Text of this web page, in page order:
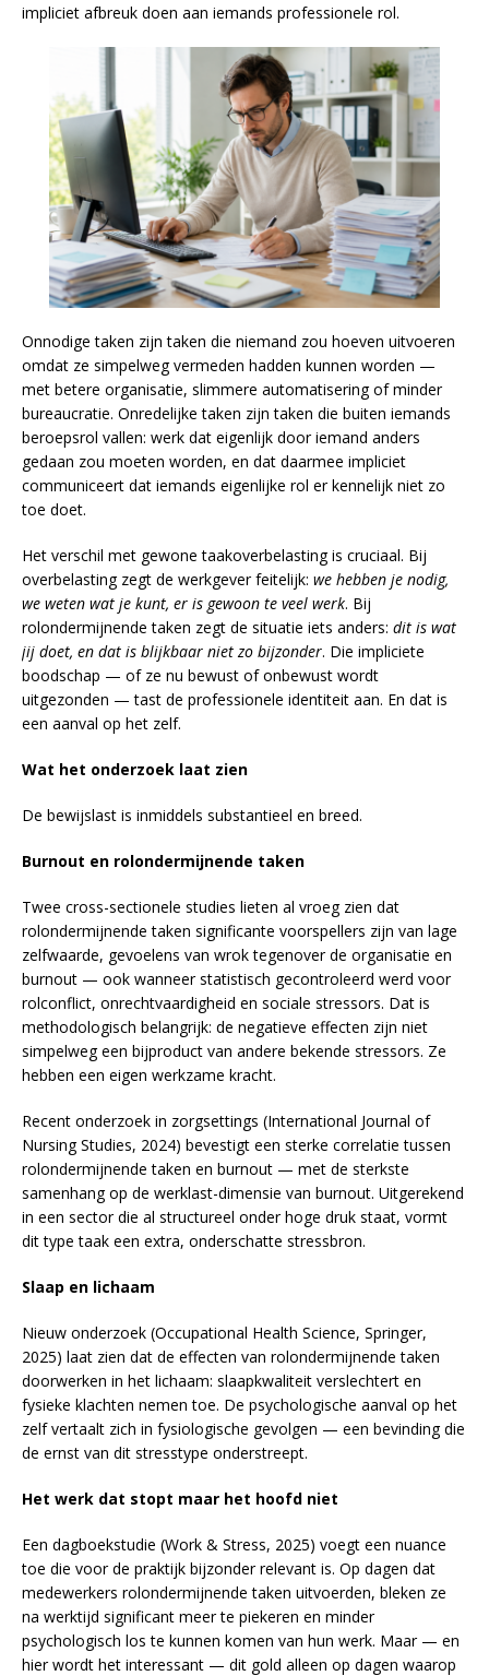
impliciet afbreuk doen aan iemands professionele rol.
Onnodige taken zijn taken die niemand zou hoeven uitvoeren
omdat ze simpelweg vermeden hadden kunnen worden —
met betere organisatie, slimmere automatisering of minder
bureaucratie. Onredelijke taken zijn taken die buiten iemands
beroepsrol vallen: werk dat eigenlijk door iemand anders
gedaan zou moeten worden, en dat daarmee impliciet
communiceert dat iemands eigenlijke rol er kennelijk niet zo
toe doet.
Het verschil met gewone taakoverbelasting is cruciaal. Bij
overbelasting zegt de werkgever feitelijk: we hebben je nodig,
we weten wat je kunt, er is gewoon te veel werk. Bij
rolondermijnende taken zegt de situatie iets anders: dit is wat
jij doet, en dat is blijkbaar niet zo bijzonder. Die impliciete
boodschap — of ze nu bewust of onbewust wordt
uitgezonden — tast de professionele identiteit aan. En dat is
een aanval op het zelf.
Wat het onderzoek laat zien
De bewijslast is inmiddels substantieel en breed.
Burnout en rolondermijnende taken
Twee cross-sectionele studies lieten al vroeg zien dat
rolondermijnende taken significante voorspellers zijn van lage
zelfwaarde, gevoelens van wrok tegenover de organisatie en
burnout — ook wanneer statistisch gecontroleerd werd voor
rolconflict, onrechtvaardigheid en sociale stressors. Dat is
methodologisch belangrijk: de negatieve effecten zijn niet
simpelweg een bijproduct van andere bekende stressors. Ze
hebben een eigen werkzame kracht.
Recent onderzoek in zorgsettings (International Journal of
Nursing Studies, 2024) bevestigt een sterke correlatie tussen
rolondermijnende taken en burnout — met de sterkste
samenhang op de werklast-dimensie van burnout. Uitgerekend
in een sector die al structureel onder hoge druk staat, vormt
dit type taak een extra, onderschatte stressbron.
Slaap en lichaam
Nieuw onderzoek (Occupational Health Science, Springer,
2025) laat zien dat de effecten van rolondermijnende taken
doorwerken in het lichaam: slaapkwaliteit verslechtert en
fysieke klachten nemen toe. De psychologische aanval op het
zelf vertaalt zich in fysiologische gevolgen — een bevinding die
de ernst van dit stresstype onderstreept.
Het werk dat stopt maar het hoofd niet
Een dagboekstudie (Work & Stress, 2025) voegt een nuance
toe die voor de praktijk bijzonder relevant is. Op dagen dat
medewerkers rolondermijnende taken uitvoerden, bleken ze
na werktijd significant meer te piekeren en minder
psychologisch los te kunnen komen van hun werk. Maar — en
hier wordt het interessant — dit gold alleen op dagen waarop